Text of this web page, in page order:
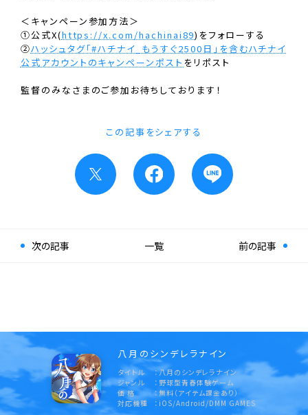
＜キャンペーン参加方法＞
①公式X(https://x.com/hachinai89)をフォローする
②ハッシュタグ「#ハチナイ_もうすぐ2500日」を含むハチナイ
公式アカウントのキャンペーンポスト をリポスト
監督のみなさまのご参加お待ちしております！
この記事をシェアする
次の記事 前の記事
一覧
八月のシンデレラナイン
タイトル
八月のシンデレラナイン
ジャンル
野球型青春体験ゲーム
価 格
無料（アイテム課金あり）
対応機種
iOS/Android/DMM GAMES